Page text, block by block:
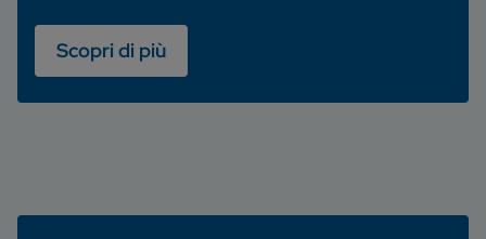
Scopri di più